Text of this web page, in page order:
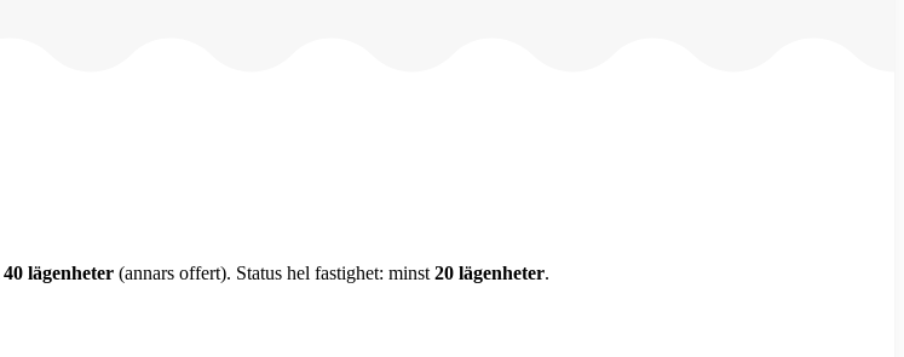
40 lägenheter (annars offert). Status hel fastighet: minst 20 lägenheter.